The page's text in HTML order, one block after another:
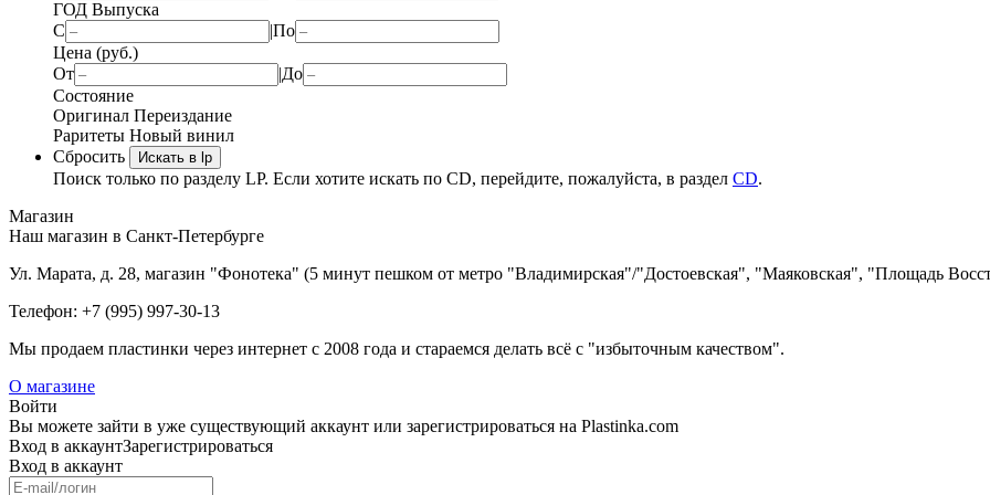
ГОД Выпуска
С
|По
Цена (руб.)
От
|До
Состояние
Оригинал Переиздание
Раритеты Новый винил
Сбросить
Искать в lp
Поиск только по разделу LP. Если хотите искать по CD, перейдите, пожалуйста, в раздел CD.
Магазин
Наш магазин в Санкт-Петербурге
Ул. Марата, д. 28, магазин "Фонотека" (5 минут пешком от метро "Владимирская"/"Достоевская", "Маяковская", "Площадь
Телефон: +7 (995) 997-30-13
Мы продаем пластинки через интернет c 2008 года и стараемся делать всё с "избыточным качеством".
О магазине
Войти
Вы можете зайти в уже существующий аккаунт или зарегистрироваться на Plastinka.com
Вход в аккаунтЗарегистрироваться
Вход в аккаунт